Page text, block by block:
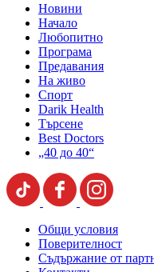
Новини
Начало
Любопитно
Програма
Предавания
На живо
Спорт
Darik Health
Търсене
Best Doctors
„40 до 40“
Общи условия
Поверителност
Съдържание от